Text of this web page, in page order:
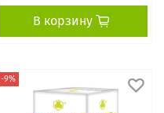
В корзину
-9%